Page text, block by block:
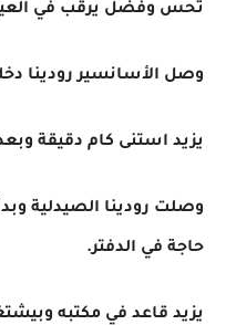
تحس وفضل يرقب في
وصل الأسانسير رودينا
يزيد استنى كام دقيقة
وصلت رودينا الصيدلية
حاجة في الدفتر.
يزيد قاعد في مكتبه